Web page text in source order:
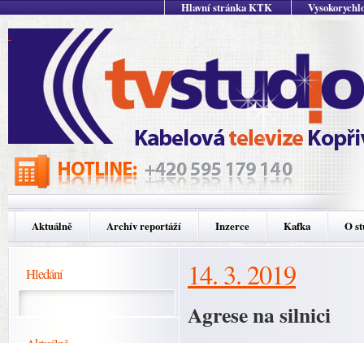
Hlavní stránka KTK
Aktuálně Archív reportáží Inzerce Kafka O
Hledání 14. 3. 2019
Agrese na silnici